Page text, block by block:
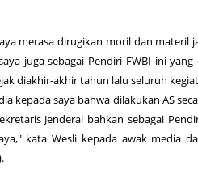
merasa dirugikan moril dan materil
juga sebagai Pendiri FWBI ini
diakhir-akhir tahun lalu seluruh
kepada saya bahwa dilakukan AS
Jenderal bahkan sebagai
kata Wesli kepada awak media